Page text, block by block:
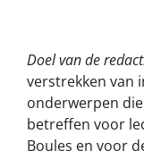
Doel van de
verstrekken van
onderwerpen
betreffen voor
Boules en voor